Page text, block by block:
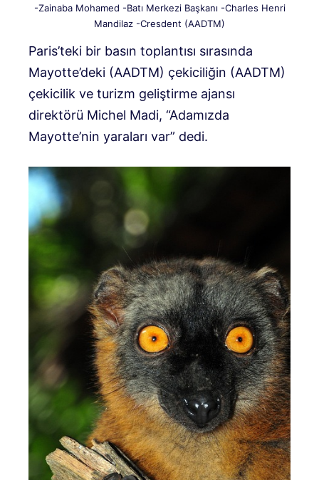
-Zainaba Mohamed -Batı Merkezi Başkanı -Charles Henri
Mandilaz -Cresdent (AADTM)
Paris’teki bir basın toplantısı sırasında
Mayotte’deki (AADTM) çekiciliğin (AADTM)
çekicilik ve turizm geliştirme ajansı
direktörü Michel Madi, “Adamızda
Mayotte’nin yaraları var” dedi.